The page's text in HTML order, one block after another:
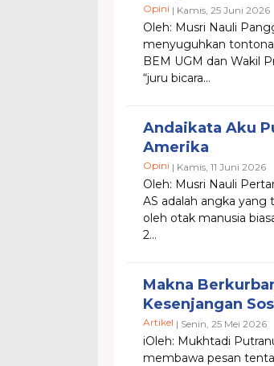
Opini | Kamis, 25 Juni 2026
Oleh: Musri Nauli
menyuguhkan
BEM UGM dan Wakil
“juru bicara...
Andaikata Aku
Amerika
Opini | Kamis, 11 Juni 2026
Oleh: Musri Nauli
AS adalah angka yang
oleh otak manusia
2...
Makna
Kesenjangan
Artikel | Senin, 25 Mei 2026
iOleh: Mukhtadi
membawa pesan